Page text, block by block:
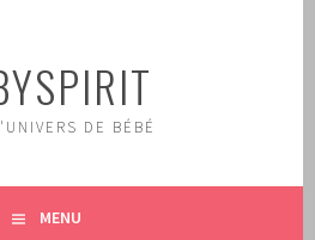
DE BÉBÉ
MENU